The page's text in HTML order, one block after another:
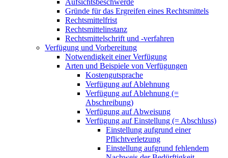
Gründe für das Ergreifen eines Rechtsmittels
Rechtsmittelfrist
Rechtsmittelinstanz
Rechtsmittelschrift und -verfahren
Verfügung und Vorbereitung
Notwendigkeit einer Verfügung
Arten und Beispiele von Verfügungen
Kostengutsprache
Verfügung auf Ablehnung
Verfügung auf Ablehnung (=
Abschreibung)
Verfügung auf Abweisung
Verfügung auf Einstellung (= Abschluss)
Einstellung aufgrund einer
Pflichtverletzung
Einstellung aufgrund fehlendem